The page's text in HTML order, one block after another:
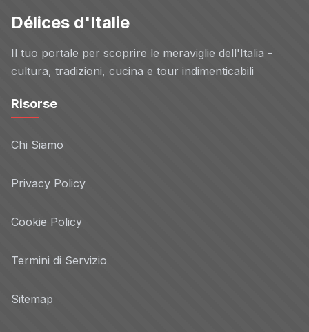
Délices d'Italie
Il tuo portale per scoprire le meraviglie dell'Italia -
cultura, tradizioni, cucina e tour indimenticabili
Risorse
Chi Siamo
Privacy Policy
Cookie Policy
Termini di Servizio
Sitemap